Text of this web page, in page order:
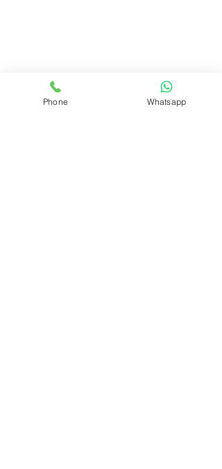
Phone Whatsapp